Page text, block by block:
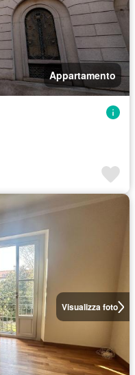
Appartamento
Visualizza foto